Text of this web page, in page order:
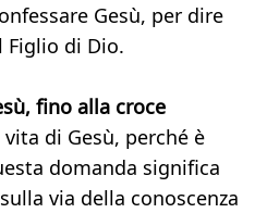
Gesù, per dire
Figlio di Dio.
fino alla croce
di Gesù, perché è
domanda significa
via della conoscenza